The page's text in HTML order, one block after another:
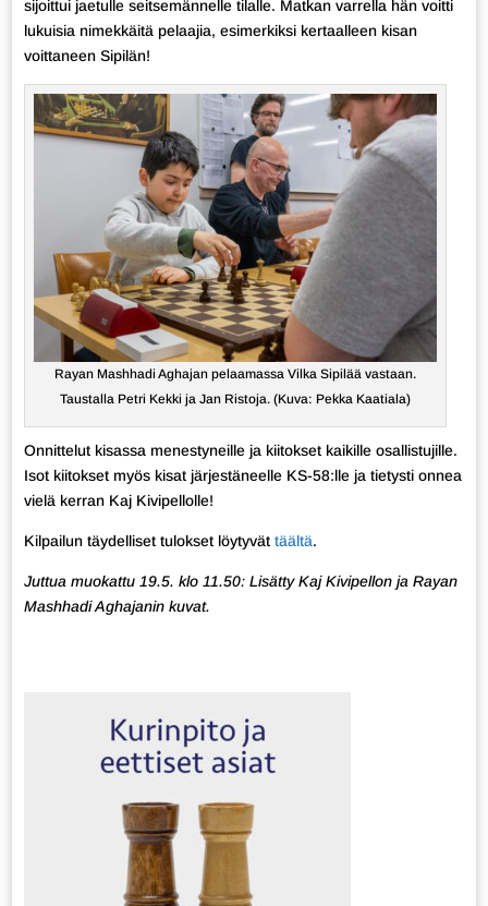
sijoittui jaetulle seitsemännelle tilalle. Matkan varrella hän voitti
lukuisia nimekkäitä pelaajia, esimerkiksi kertaalleen kisan
voittaneen Sipilän!
Rayan Mashhadi Aghajan pelaamassa Vilka Sipilää vastaan.
Taustalla Petri Kekki ja Jan Ristoja. (Kuva: Pekka Kaatiala)
Onnittelut kisassa menestyneille ja kiitokset kaikille osallistujille.
Isot kiitokset myös kisat järjestäneelle KS-58:lle ja tietysti onnea
vielä kerran Kaj Kivipellolle!
Kilpailun täydelliset tulokset löytyvät täältä.
Juttua muokattu 19.5. klo 11.50: Lisätty Kaj Kivipellon ja Rayan
Mashhadi Aghajanin kuvat.